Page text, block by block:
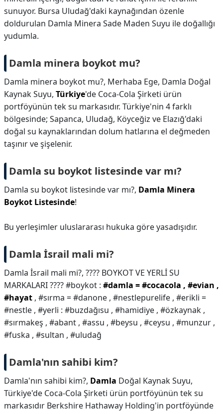
sunuyor. Bursa Uludağ'daki kaynağından özenle
doldurulan Damla Minera Sade Maden Suyu ile doğallığı
yudumla.
Damla minera boykot mu?
Damla minera boykot mu?, Merhaba Ege, Damla Doğal
Kaynak Suyu, Türkiye'de Coca-Cola Şirketi ürün
portföyünün tek su markasıdır. Türkiye'nin 4 farklı
bölgesinde; Sapanca, Uludağ, Köyceğiz ve Elazığ'daki
doğal su kaynaklarından dolum hatlarına el değmeden
taşınır ve şişelenir.
Damla su boykot listesinde var mı?
Damla su boykot listesinde var mı?, Damla Minera
Boykot Listesinde!
Bu yerleşimler uluslararası hukuka göre yasadışıdır.
Damla İsrail mali mi?
Damla İsrail mali mi?, ???? BOYKOT VE YERLİ SU
MARKALARI ???? #boykot : #damla = #cocacola , #evian ,
#hayat , #sırma = #danone , #nestlepurelife , #erikli =
#nestle , #yerli : #buzdağısu , #hamidiye , #özkaynak ,
#sırmakeş , #abant , #assu , #beysu , #ceysu , #munzur ,
#fuska , #sultan , #uludağ
Damla'nın sahibi kim?
Damla'nın sahibi kim?, Damla Doğal Kaynak Suyu,
Türkiye'de Coca-Cola Şirketi ürün portföyünün tek su
markasıdır Berkshire Hathaway Holding'in portföyünde